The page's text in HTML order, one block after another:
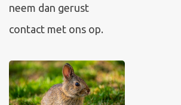
neem dan gerust
contact met ons op.